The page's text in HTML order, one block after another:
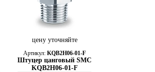
цену уточняйте
Артикул:KQB2H06-01-F
Штуцер цанговый SMC
KQB2H06-01-F